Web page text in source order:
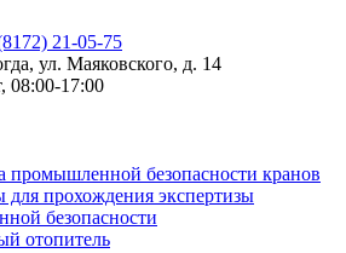
21-05-75
ул. Маяковского, д. 14
08:00-17:00
промышленной безопасности кранов
для прохождения экспертизы
безопасности
отопитель